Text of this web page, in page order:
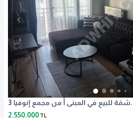
شقة للبيع في المبنى أ من مجمع إنوفيا 3.
2.550.000 TL